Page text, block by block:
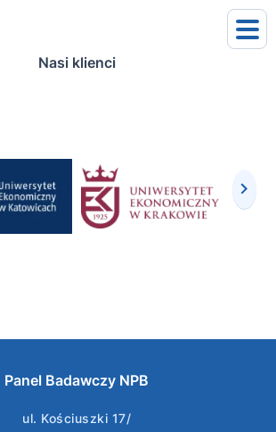
Nasi klienci
Panel Badawczy NPB
ul. Kościuszki 17/